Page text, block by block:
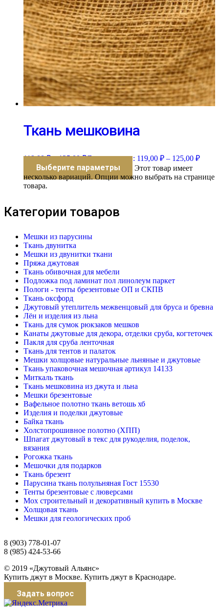
Ткань мешковина
119,00₽ – 125,00₽Диапазон цен: 119,00 ₽ – 125,00 ₽
Выберите параметры
Этот товар имеет
несколько вариаций. Опции можно выбрать на странице
товара.
Категории товаров
Мешки из парусины
Ткань двунитка
Мешки из двунитки ткани
Пряжа джутовая
Ткань обивочная для мебели
Подложка под ламинат пол линолеум паркет
Пологи - тенты брезентовые ОП и СКПВ
Ткань оксфорд
Джутовый утеплитель межвенцовый для бруса и бревна
Лён и изделия из льна
Ткань для сумок рюкзаков мешков
Канаты джутовые для декора, отделки сруба, когтеточек
Пакля для сруба ленточная
Ткань для тентов и палаток
Мешки холщовые натуральные льняные и джутовые
Ткань упаковочная мешочная артикул 14133
Миткаль ткань
Ткань мешковина из джута и льна
Мешки брезентовые
Вафельное полотно ткань ветошь хб
Изделия и поделки джутовые
Байка ткань
Холстопрошивное полотно (ХПП)
Шпагат джутовый в текс для рукоделия, поделок,
вязания
Рогожка ткань
Мешочки для подарков
Ткань брезент
Парусина ткань полульняная Гост 15530
Тенты брезентовые с люверсами
Мох строительный и декоративный купить в Москве
Холщовая ткань
Мешки для геологических проб
8 (903) 778-01-07
8 (985) 424-53-66
© 2019 «Джутовый Альянс»
Купить джут в Москве. Купить джут в Краснодаре.
Задать вопрос